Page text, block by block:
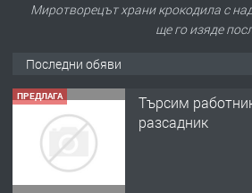
Миротворецът храни крокодила с
ще го изяде
Последни обяви
ПРЕДЛАГА
Търсим
разсадник